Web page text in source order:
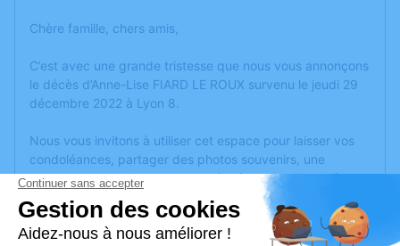
Chère famille, chers amis,
C’est avec une grande tristesse que nous vous annonçons
le décès d’Anne-Lise FIARD LE ROUX survenu le jeudi 29
décembre 2022 à Lyon 8.
Nous vous invitons à utiliser cet espace pour laisser vos
condoléances, partager des photos souvenirs, une
anecdote ou exprimer vos pensées à travers des poèmes
ou des textes. Cet endroit est un lieu d'expression dédié à
honorer la mémoire d’Anne-Lise FIARD LE ROUX.